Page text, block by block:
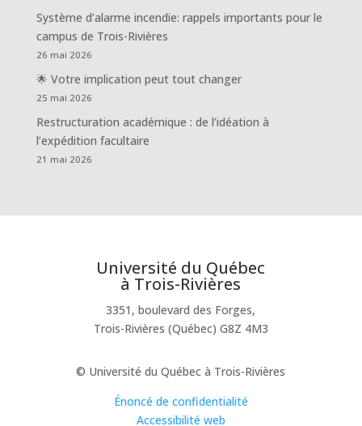
Système d’alarme incendie: rappels importants pour le
campus de Trois-Rivières
26 mai 2026
🌟 Votre implication peut tout changer
25 mai 2026
Restructuration académique : de l’idéation à
l’expédition facultaire
21 mai 2026
Université du Québec
à Trois-Rivières
3351, boulevard des Forges,
Trois-Rivières (Québec) G8Z 4M3
© Université du Québec à Trois-Rivières
Énoncé de confidentialité
Accessibilité web